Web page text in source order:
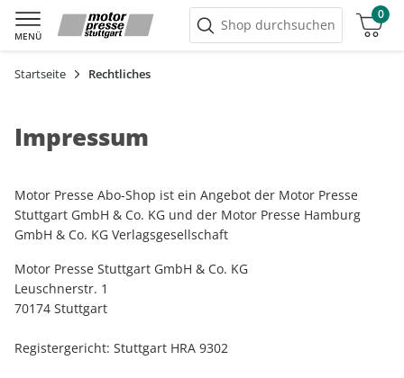
MENÜ
Shop durchsuchen
0
Warenkorb
Startseite Rechtliches
Impressum
Motor Presse Abo-Shop ist ein Angebot der Motor Presse
Stuttgart GmbH & Co. KG und der Motor Presse Hamburg
GmbH & Co. KG Verlagsgesellschaft
Motor Presse Stuttgart GmbH & Co. KG
Leuschnerstr. 1
70174 Stuttgart
Registergericht: Stuttgart HRA 9302